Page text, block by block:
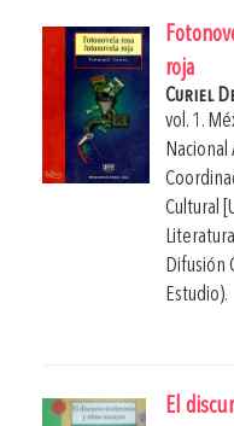
roja
Curiel
vol. 1.
Cultural
Difusión
Estudio).
El